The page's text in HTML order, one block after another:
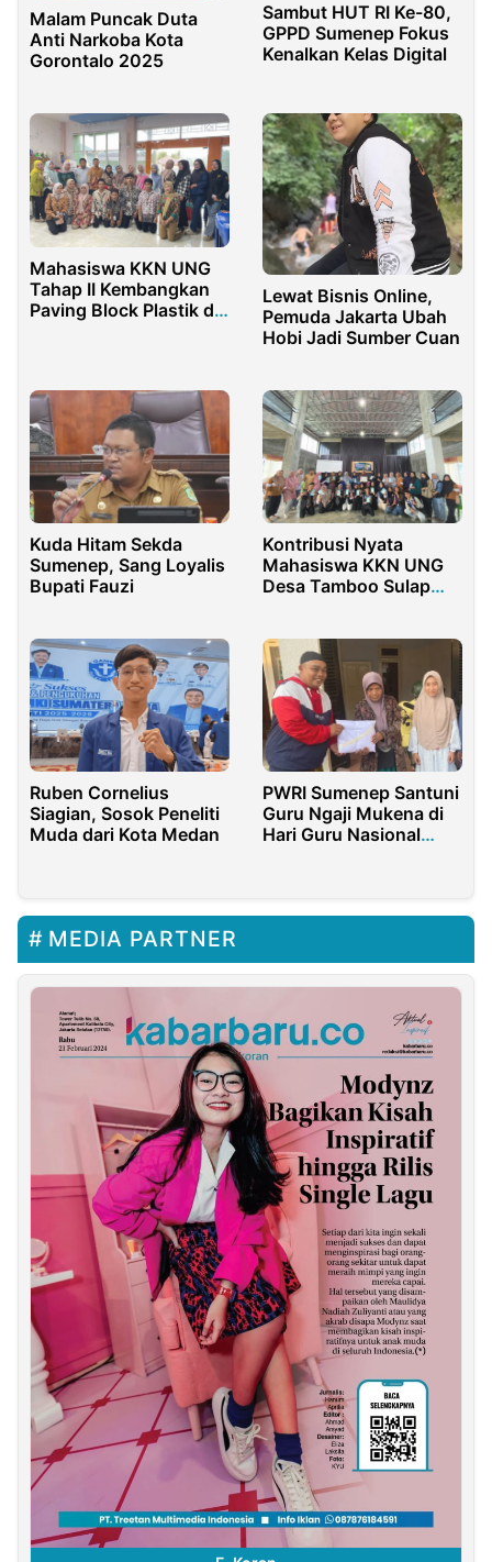
Malam Puncak Duta
Anti Narkoba Kota
Gorontalo 2025
Sambut HUT RI Ke-80,
GPPD Sumenep Fokus
Kenalkan Kelas Digital
Mahasiswa KKN UNG
Tahap II Kembangkan
Paving Block Plastik di
Lewat Bisnis Online,
Pemuda Jakarta Ubah
Hobi Jadi Sumber Cuan
Kuda Hitam Sekda
Sumenep, Sang Loyalis
Bupati Fauzi
Kontribusi Nyata
Mahasiswa KKN UNG
Desa Tamboo Sulap
Ruben Cornelius
Siagian, Sosok Peneliti
Muda dari Kota Medan
PWRI Sumenep Santuni
Guru Ngaji Mukena di
Hari Guru Nasional
MEDIA PARTNER